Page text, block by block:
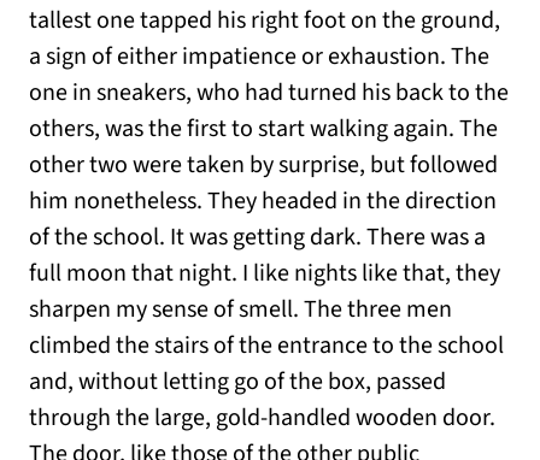
tallest one tapped his right foot on the ground,
a sign of either impatience or exhaustion. The
one in sneakers, who had turned his back to the
others, was the first to start walking again. The
other two were taken by surprise, but followed
him nonetheless. They headed in the direction
of the school. It was getting dark. There was a
full moon that night. I like nights like that, they
sharpen my sense of smell. The three men
climbed the stairs of the entrance to the school
and, without letting go of the box, passed
through the large, gold-handled wooden door.